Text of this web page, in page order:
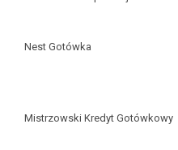
Nest Gotówka
Mistrzowski Kredyt Gotówkowy